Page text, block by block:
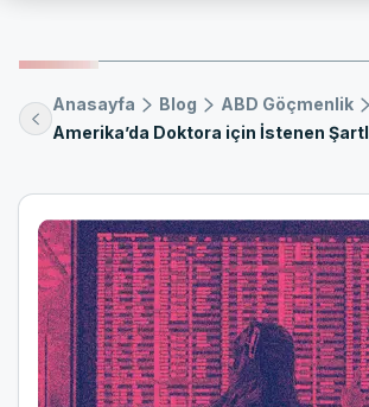
Anasayfa Blog
ABD Göçmenlik
Amerika’da Doktora için İstenen